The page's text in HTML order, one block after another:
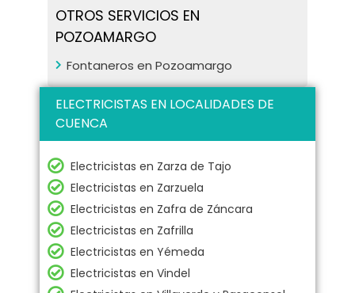
OTROS SERVICIOS EN
POZOAMARGO
Fontaneros en Pozoamargo
ELECTRICISTAS EN LOCALIDADES DE
CUENCA
Electricistas en Zarza de Tajo
Electricistas en Zarzuela
Electricistas en Zafra de Záncara
Electricistas en Zafrilla
Electricistas en Yémeda
Electricistas en Vindel